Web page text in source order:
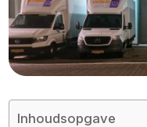
Inhoudsopgave